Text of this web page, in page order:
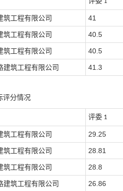
筑工程有限公司 41
筑工程有限公司 40.5
筑工程有限公司 40.5
建筑工程有限公司 41.3
评分情况
评委 1
筑工程有限公司 29.25
筑工程有限公司 28.81
筑工程有限公司 28.8
建筑工程有限公司 26.86